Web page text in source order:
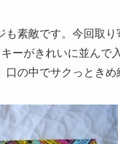
も素敵です。今回取
ーがきれいに並んで
の中でサクっときめ